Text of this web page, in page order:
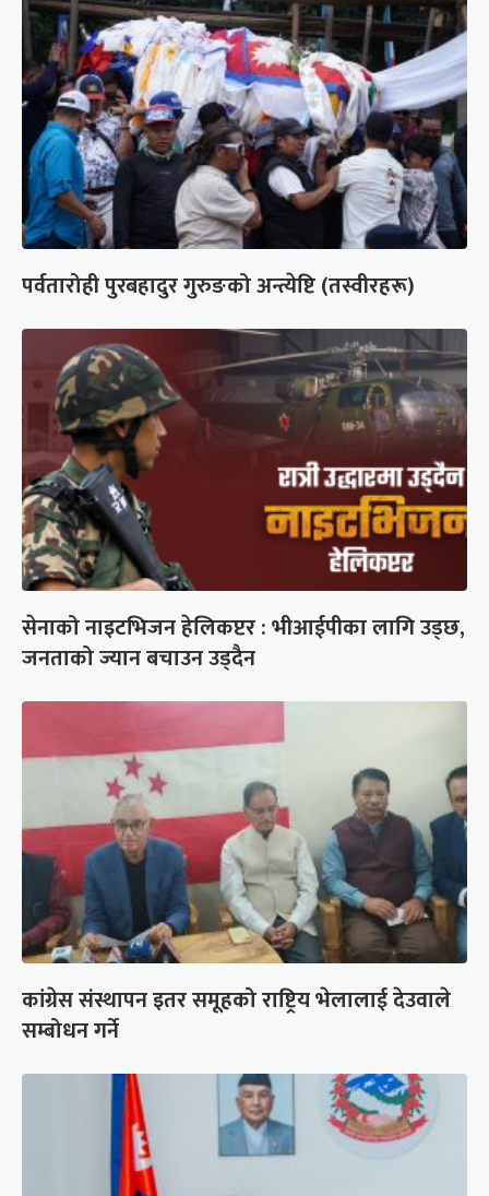
पर्वतारोही पुरबहादुर गुरुङको अन्त्येष्टि (तस्वीरहरू)
सेनाको नाइटभिजन हेलिकप्टर : भीआईपीका लागि उड्छ,
जनताको ज्यान बचाउन उड्दैन
कांग्रेस संस्थापन इतर समूहको राष्ट्रिय भेलालाई देउवाले
सम्बोधन गर्ने